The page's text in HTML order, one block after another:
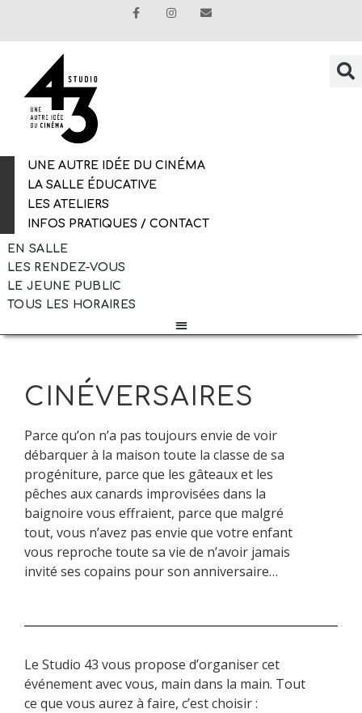
UNE AUTRE IDÉE DU CINÉMA
LA SALLE ÉDUCATIVE
LES ATELIERS
INFOS PRATIQUES / CONTACT
EN SALLE
LES RENDEZ-VOUS
LE JEUNE PUBLIC
TOUS LES HORAIRES
CINÉVERSAIRES
Parce qu’on n’a pas toujours envie de voir
débarquer à la maison toute la classe de sa
progéniture, parce que les gâteaux et les
pêches aux canards improvisées dans la
baignoire vous effraient, parce que malgré
tout, vous n’avez pas envie que votre enfant
vous reproche toute sa vie de n’avoir jamais
invité ses copains pour son anniversaire…
Le Studio 43 vous propose d’organiser cet
événement avec vous, main dans la main. Tout
ce que vous aurez à faire, c’est choisir :